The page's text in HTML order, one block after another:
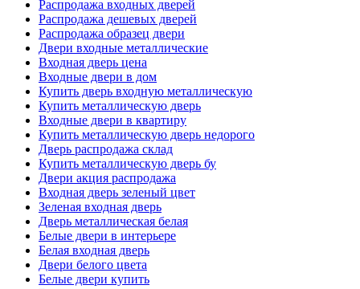
Распродажа входных дверей
Распродажа дешевых дверей
Распродажа образец двери
Двери входные металлические
Входная дверь цена
Входные двери в дом
Купить дверь входную металлическую
Купить металлическую дверь
Входные двери в квартиру
Купить металлическую дверь недорого
Дверь распродажа склад
Купить металлическую дверь бу
Двери акция распродажа
Входная дверь зеленый цвет
Зеленая входная дверь
Дверь металлическая белая
Белые двери в интерьере
Белая входная дверь
Двери белого цвета
Белые двери купить